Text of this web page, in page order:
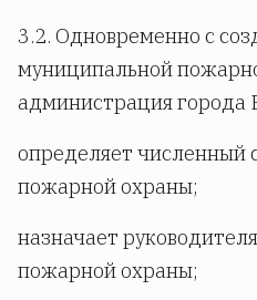
3.2. Одновременно с
муниципальной
администрация города
определяет численный
пожарной охраны;
назначает
пожарной охраны;